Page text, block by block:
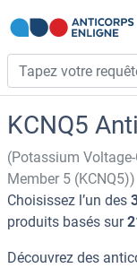
KCNQ5
(Potassium
Member 5 (KCNQ5))
Choisissez l’un des
produits basés sur
Découvrez des